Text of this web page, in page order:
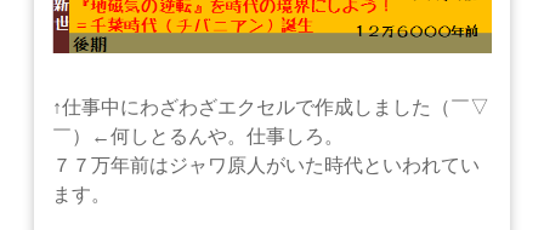
↑仕事中にわざわざエクセルで作成しました（￣▽
￣）←何しとるんや。仕事しろ。
７７万年前はジャワ原人がいた時代といわれてい
ます。